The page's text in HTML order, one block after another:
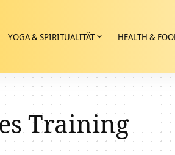
YOGA & SPIRITUALITÄT HEALTH &
Training